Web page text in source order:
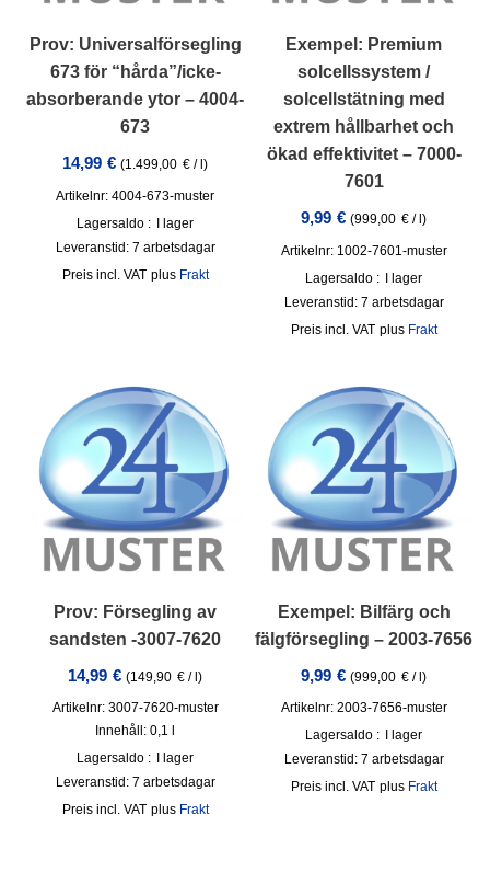
Prov: Universalförsegling
673 för “hårda”/icke-
absorberande ytor – 4004-
673
14,99 € (1.499,00 € / )
Artikelnr: 4004-673-muster
Lagersaldo :
I lager
Leveranstid: 7 arbetsdagar
incl. VAT plus Frakt
Exempel: Premium
solcellssystem /
solcellstätning med
extrem hållbarhet och
ökad effektivitet – 7000-
7601
9,99 € (999,00 € / )
Artikelnr: 1002-7601-muster
Lagersaldo :
I lager
Leveranstid: 7 arbetsdagar
incl. VAT plus Frakt
Prov: Försegling av
sandsten -3007-7620
14,99 € (149,90 € / )
Artikelnr: 3007-7620-muster
Innehåll: 0,1
Lagersaldo :
I lager
Leveranstid: 7 arbetsdagar
incl. VAT plus Frakt
Exempel: Bilfärg och
fälgförsegling – 2003-7656
9,99 € (999,00 € / )
Artikelnr: 2003-7656-muster
Lagersaldo :
I lager
Leveranstid: 7 arbetsdagar
incl. VAT plus Frakt